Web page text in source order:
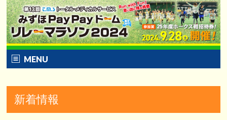
MENU
大会の特性｜概要
新着情報